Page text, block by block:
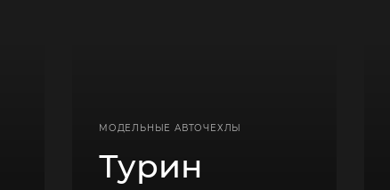
МОДЕЛЬНЫЕ АВТОЧЕХЛЫ
Турин